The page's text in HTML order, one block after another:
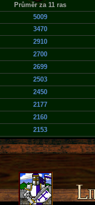
Průměr za 11 ras
5009
3470
2910
2700
2699
2503
2450
2177
2160
2153